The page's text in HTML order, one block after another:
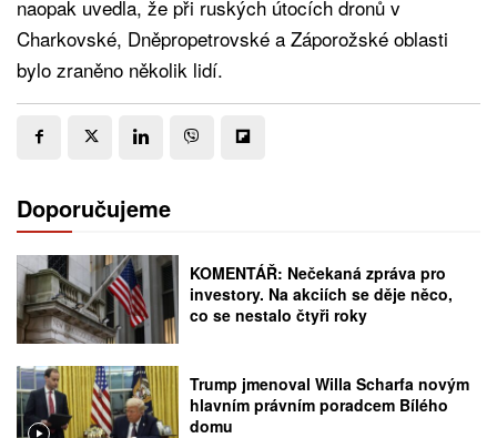
naopak uvedla, že při ruských útocích dronů v
Charkovské, Dněpropetrovské a Záporožské oblasti
bylo zraněno několik lidí.
Doporučujeme
KOMENTÁŘ: Nečekaná zpráva pro
investory. Na akciích se děje něco,
co se nestalo čtyři roky
Trump jmenoval Willa Scharfa novým
hlavním právním poradcem Bílého
domu